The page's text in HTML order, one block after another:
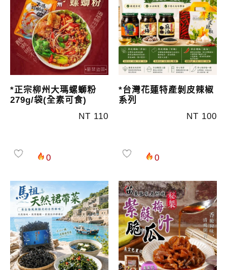
*正宗柳州大瑪螺螄粉
279g/袋(全素可食)
NT 110
0
*台灣花蓮特產剝皮辣椒
系列
NT 100
0